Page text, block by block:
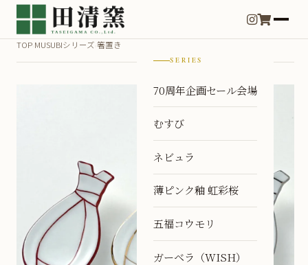
SERIES
70周年企画セール会場
むすび
ネビュラ
薄ピンク釉 虹彩桜
五福コウモリ
ガーベラ（WISH）
TOP MUSUBIシリーズ ›箸置き